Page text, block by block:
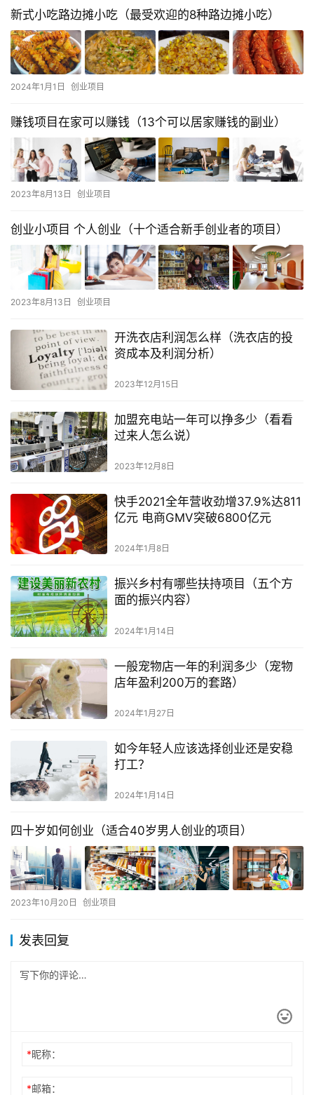
新式小吃路边摊小吃（最受欢迎的8种路边摊小吃）
2024年1月1日 创业项目
赚钱项目在家可以赚钱（13个可以居家赚钱的副业）
2023年8月13日 创业项目
创业小项目 个人创业（十个适合新手创业者的项目）
2023年8月13日 创业项目
开洗衣店利润怎么样（洗衣店的投
资成本及利润分析）
2023年12月15日
加盟充电站一年可以挣多少（看看
过来人怎么说）
2023年12月8日
快手2021全年营收劲增37.9%达811
亿元 电商GMV突破6800亿元
2024年1月8日
振兴乡村有哪些扶持项目（五个方
面的振兴内容）
2024年1月14日
一般宠物店一年的利润多少（宠物
店年盈利200万的套路）
2024年1月27日
如今年轻人应该选择创业还是安稳
打工？
2024年1月14日
四十岁如何创业（适合40岁男人创业的项目）
2023年10月20日 创业项目
发表回复
*昵称：
*邮箱：